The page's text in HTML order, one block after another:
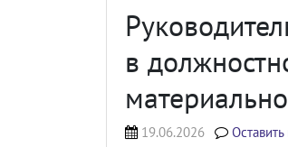
в
19.06.2026